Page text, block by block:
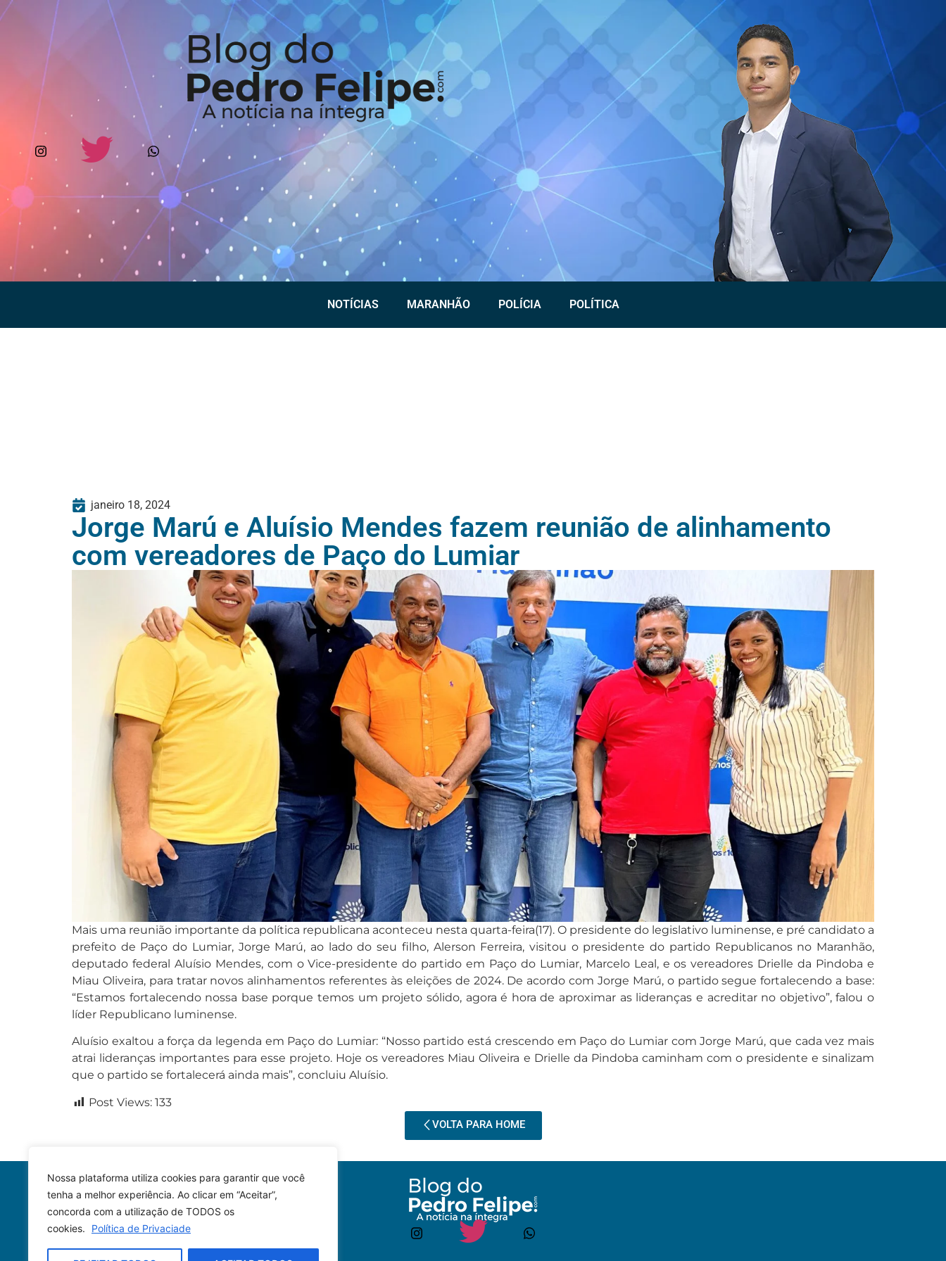
Nossa plataforma utiliza cookies para garantir que você
tenha a melhor experiência. Ao clicar em “Aceitar”,
concorda com a utilização de TODOS os
cookies.
Política de Privaciade
NOTÍCIAS MARANHÃO POLÍCIA POLÍTICA
janeiro 18, 2024
Jorge Marú e Aluísio Mendes fazem reunião de alinhamento
com vereadores de Paço do Lumiar
Mais uma reunião importante da política republicana aconteceu nesta quarta-feira(17). O presidente do legislativo luminense, e pré candidato a
prefeito de Paço do Lumiar, Jorge Marú, ao lado do seu filho, Alerson Ferreira, visitou o presidente do partido Republicanos no Maranhão,
deputado federal Aluísio Mendes, com o Vice-presidente do partido em Paço do Lumiar, Marcelo Leal, e os vereadores Drielle da Pindoba e
Miau Oliveira, para tratar novos alinhamentos referentes às eleições de 2024. De acordo com Jorge Marú, o partido segue fortalecendo a base:
“Estamos fortalecendo nossa base porque temos um projeto sólido, agora é hora de aproximar as lideranças e acreditar no objetivo”, falou o
líder Republicano luminense.
Aluísio exaltou a força da legenda em Paço do Lumiar: “Nosso partido está crescendo em Paço do Lumiar com Jorge Marú, que cada vez mais
atrai lideranças importantes para esse projeto. Hoje os vereadores Miau Oliveira e Drielle da Pindoba caminham com o presidente e sinalizam
que o partido se fortalecerá ainda mais”, concluiu Aluísio.
Post Views: 133
VOLTA PARA HOME